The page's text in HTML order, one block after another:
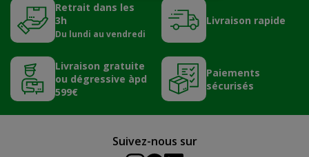
Retrait dans les
3h
Du lundi au vendredi
Livraison rapide
Livraison gratuite
ou dégressive àpd
599€
Paiements
sécurisés
Suivez-nous sur